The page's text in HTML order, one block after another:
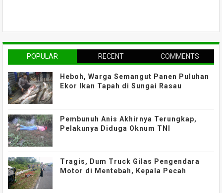
POPULAR RECENT COMMENTS
Heboh, Warga Semangut Panen Puluhan
Ekor Ikan Tapah di Sungai Rasau
Pembunuh Anis Akhirnya Terungkap,
Pelakunya Diduga Oknum TNI
Tragis, Dum Truck Gilas Pengendara
Motor di Mentebah, Kepala Pecah